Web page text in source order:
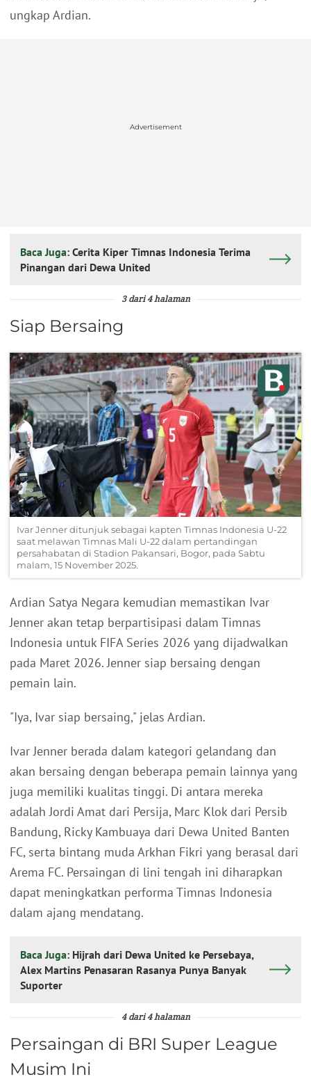
ungkap Ardian.
Advertisement
Baca Juga: Cerita Kiper Timnas Indonesia Terima
Pinangan dari Dewa United
3 dari 4 halaman
Siap Bersaing
Ivar Jenner ditunjuk sebagai kapten Timnas Indonesia U-22
saat melawan Timnas Mali U-22 dalam pertandingan
persahabatan di Stadion Pakansari, Bogor, pada Sabtu
malam, 15 November 2025.
Ardian Satya Negara kemudian memastikan Ivar
Jenner akan tetap berpartisipasi dalam Timnas
Indonesia untuk FIFA Series 2026 yang dijadwalkan
pada Maret 2026. Jenner siap bersaing dengan
pemain lain.
"Iya, Ivar siap bersaing," jelas Ardian.
Ivar Jenner berada dalam kategori gelandang dan
akan bersaing dengan beberapa pemain lainnya yang
juga memiliki kualitas tinggi. Di antara mereka
adalah Jordi Amat dari Persija, Marc Klok dari Persib
Bandung, Ricky Kambuaya dari Dewa United Banten
FC, serta bintang muda Arkhan Fikri yang berasal dari
Arema FC. Persaingan di lini tengah ini diharapkan
dapat meningkatkan performa Timnas Indonesia
dalam ajang mendatang.
Baca Juga: Hijrah dari Dewa United ke Persebaya,
Alex Martins Penasaran Rasanya Punya Banyak
Suporter
4 dari 4 halaman
Persaingan di BRI Super League
Musim Ini